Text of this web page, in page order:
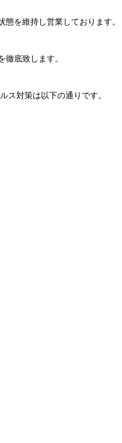
を維持し営業しております。
徹底致します。
ス対策は以下の通りです。